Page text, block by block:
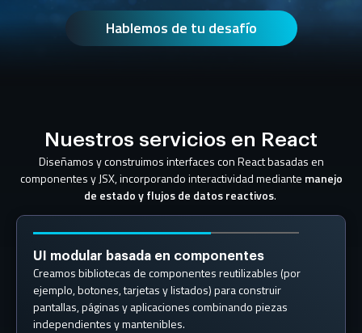
Hablemos de tu desafío
Nuestros servicios en React
Diseñamos y construimos interfaces con React basadas en
componentes y JSX, incorporando interactividad mediante manejo
de estado y flujos de datos reactivos.
UI modular basada en componentes
Creamos bibliotecas de componentes reutilizables (por
ejemplo, botones, tarjetas y listados) para construir
pantallas, páginas y aplicaciones combinando piezas
independientes y mantenibles.